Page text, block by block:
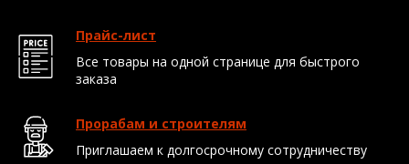
Прайс-лист
Все товары на одной странице для быстрого
заказа
Прорабам и строителям
Приглашаем к долгосрочному сотрудничеству